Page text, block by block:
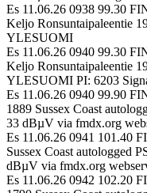
Es 11.06.26 0938 99.30
Keljo Ronsuntaipaleentie
YLESUOMI
Es 11.06.26 0940 99.30
Keljo Ronsuntaipaleentie
YLESUOMI PI: 6203
Es 11.06.26 0940 99.90
1889 Sussex Coast
33 dBµV via fmdx.org
Es 11.06.26 0941 101.40
Sussex Coast autologged
dBµV via fmdx.org
Es 11.06.26 0942 102.20